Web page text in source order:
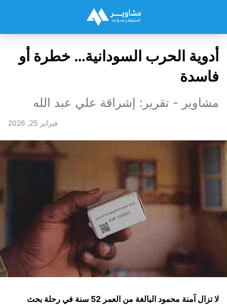
أدوية الحرب السودانية… خطرة أو
فاسدة
مشاوير - تقرير: إشراقة علي عبد الله
فبراير 25, 2026
لا تزال آمنة محمود البالغة من العمر 52 سنة في رحلة بحث